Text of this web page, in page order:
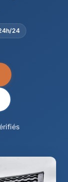
24